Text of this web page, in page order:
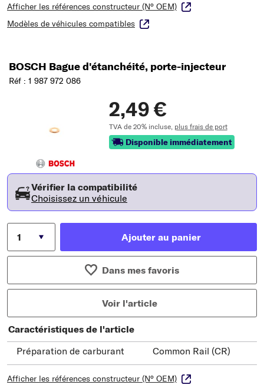
Afficher les références constructeur (N° OEM)
Modèles de véhicules compatibles
BOSCH Bague d'étanchéité, porte-injecteur
Réf : 1 987 972 086
2,49 €
TVA de 20% incluse, plus frais de port
Disponible immédiatement
Vérifier la compatibilité
Choisissez un véhicule
Ajouter au panier
Dans mes favoris
Voir l'article
Caractéristiques de l'article
Préparation de carburant
Common Rail (CR)
Afficher les références constructeur (N° OEM)